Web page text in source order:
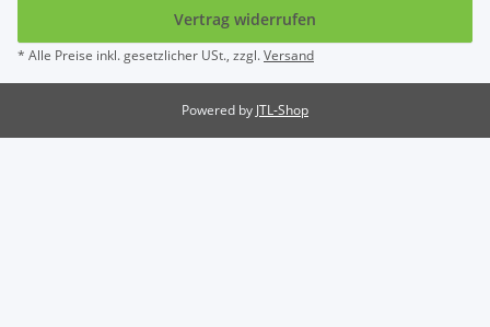
Vertrag widerrufen
* Alle Preise inkl. gesetzlicher USt., zzgl.Versand
Powered by JTL-Shop